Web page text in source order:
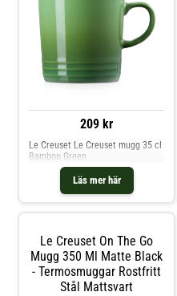
209 kr
Läs mer här
Le Creuset Le Creuset mugg 35 cl
Bamboo Green
Le Creuset On The Go
Mugg 350 Ml Matte Black
- Termosmuggar Rostfritt
Stål Mattsvart